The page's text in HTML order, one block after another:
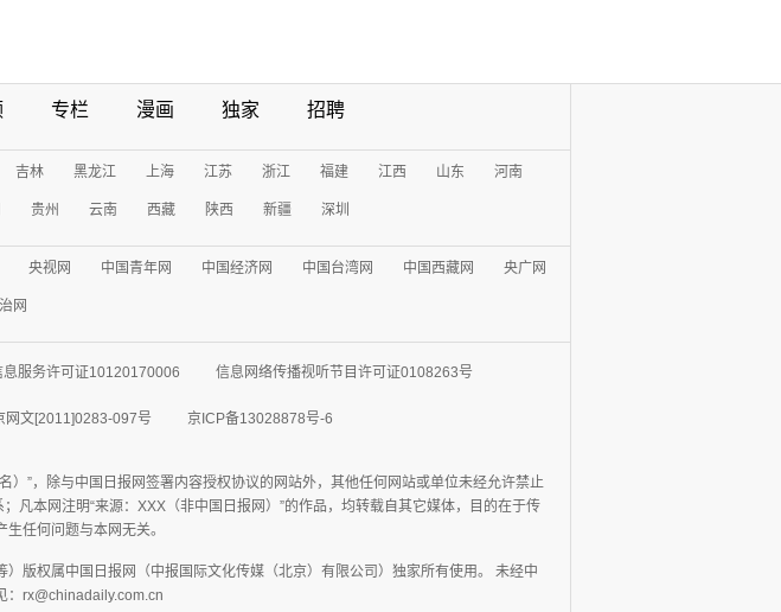
专栏 漫画 独家 招聘
吉林 黑龙江 上海 江苏 浙江 福建 江西 山东 河南
贵州 云南 西藏 陕西 新疆 深圳
央视网 中国青年网 中国经济网 中国台湾网 中国西藏网 央广网
网
息服务许可证10120170006 信息网络传播视听节目许可证0108263号
网文[2011]0283-097号 京ICP备13028878号-6
）”，除与中国日报网签署内容授权协议的网站外，其他任何网站或单位未经允许禁止
凡本网注明“来源：XXX（非中国日报网）”的作品，均转载自其它媒体，目的在于传
任何问题与本网无关。
版权属中国日报网（中报国际文化传媒（北京）有限公司）独家所有使用。 未经中
：rx@chinadaily.com.cn